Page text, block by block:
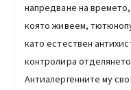
напредване на
която живеем,
като естествен
контролира
Антиалергенните му